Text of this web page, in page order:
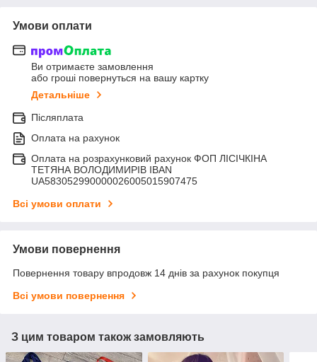
Умови оплати
Ви отримаєте замовлення
або гроші повернуться на вашу картку
Детальніше
Післяплата
Оплата на рахунок
Оплата на розрахунковий рахунок ФОП ЛІСІЧКІНА
ТЕТЯНА ВОЛОДИМИРІВ IBAN
UA583052990000026005015907475
Всі умови оплати
Умови повернення
Повернення товару впродовж 14 днів за рахунок покупця
Всі умови повернення
З цим товаром також замовляють